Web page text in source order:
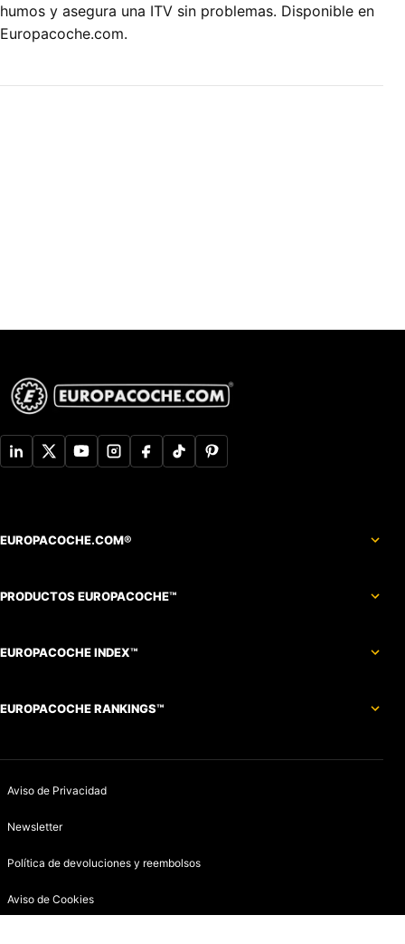
humos y asegura una ITV sin problemas. Disponible en
Europacoche.com.
EUROPACOCHE.COM®
PRODUCTOS EUROPACOCHE™
EUROPACOCHE INDEX™
EUROPACOCHE RANKINGS™
Aviso de Privacidad
Newsletter
Política de devoluciones y reembolsos
Aviso de Cookies